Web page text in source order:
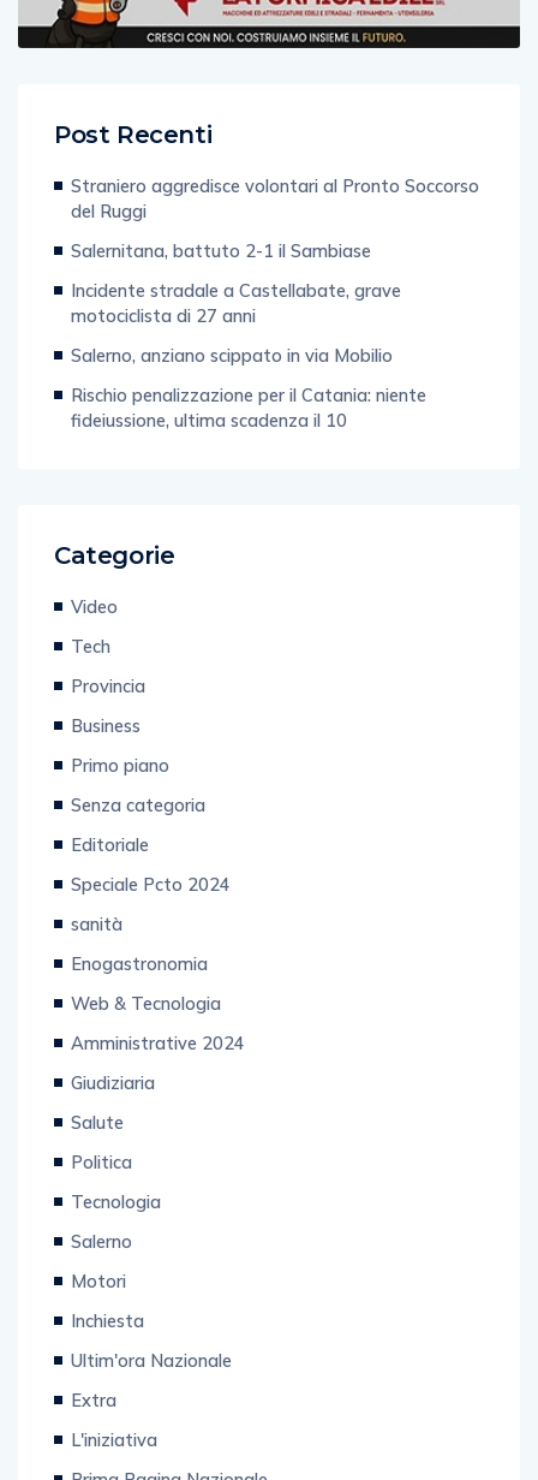
del Ruggi
Salernitana, battuto 2-1 il Sambiase
Incidente stradale a Castellabate, grave
motociclista di 27 anni
Salerno, anziano scippato in via Mobilio
Rischio penalizzazione per il Catania: niente
fideiussione, ultima scadenza il 10
Tech
Provincia
Business
Primo piano
Senza categoria
Editoriale
Speciale Pcto 2024
sanità
Enogastronomia
Web & Tecnologia
Amministrative 2024
Giudiziaria
Salute
Politica
Tecnologia
Salerno
Motori
Inchiesta
Ultim'ora Nazionale
Extra
L'iniziativa
Prima Pagina Nazionale